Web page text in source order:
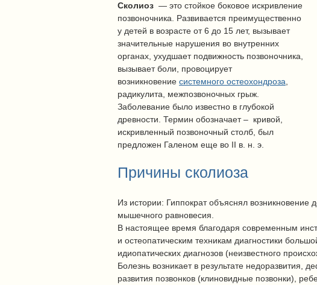
Сколиоз — это стойкое боковое искривление
позвоночника. Развивается преимущественно
у детей в возрасте от 6 до 15 лет, вызывает
значительные нарушения во внутренних
органах, ухудшает подвижность позвоночника,
вызывает боли, провоцирует
возникновение системного остеохондроза
радикулита, межпозвоночных грыж.
Заболевание было известно в глубокой
древности. Термин обозначает – кривой,
искривленный позвоночный столб, был
предложен Галеном еще во II в. н. э.
Причины сколиоза
Из истории: Гиппократ объяснял
мышечного равновесия.
В настоящее время благодаря современным
и остеопатическим техникам диагностики
идиопатических диагнозов (неизвестного
Болезнь возникает в результате недоразвития,
развития позвонков (клиновидные позвонки),